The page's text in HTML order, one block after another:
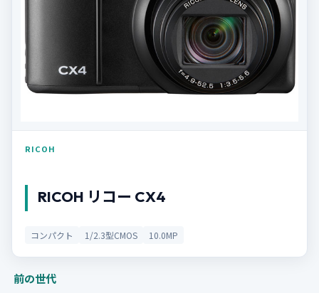
RICOH
RICOH リコー CX4
コンパクト 1/2.3型CMOS 10.0MP
前の世代